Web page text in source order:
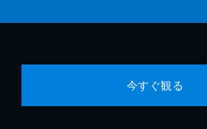
今すぐ観る